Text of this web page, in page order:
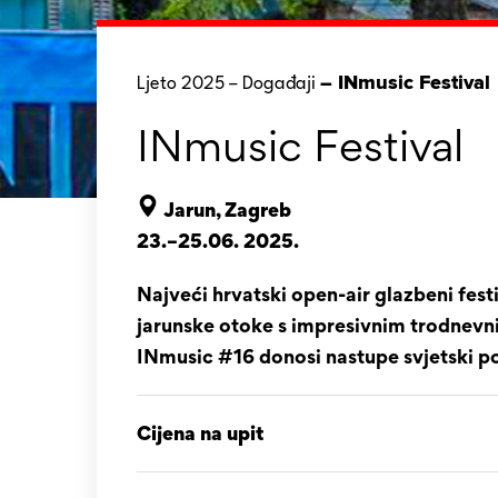
Ljeto 2025– Događaji – INmusic Festival
INmusic Festival
Jarun, Zagreb
23.–25.06. 2025.
Najveći hrvatski open-air glazbeni
jarunske otoke s impresivnim
INmusic #16 donosi nastupe svjetski
Cijena na upit